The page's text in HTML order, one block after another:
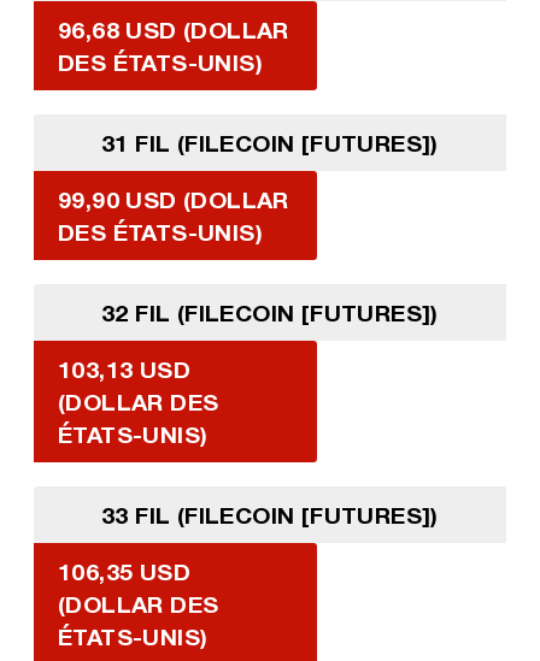
96,68 USD (DOLLAR
DES ÉTATS-UNIS)
31 FIL (FILECOIN [FUTURES])
99,90 USD (DOLLAR
DES ÉTATS-UNIS)
32 FIL (FILECOIN [FUTURES])
103,13 USD
(DOLLAR DES
ÉTATS-UNIS)
33 FIL (FILECOIN [FUTURES])
106,35 USD
(DOLLAR DES
ÉTATS-UNIS)